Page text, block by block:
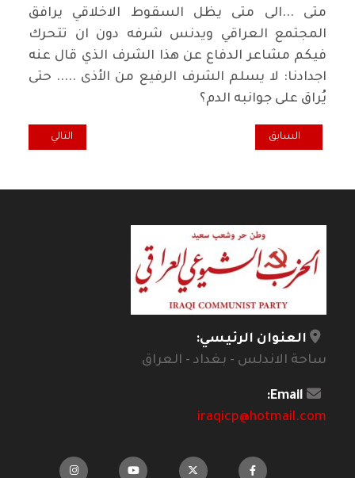
متى ...الى متى يظل السقوط الاخلاقي يرافق
المجتمع العراقي ويدنس شرفه دون ان تتحرك
فيكم مشاعر الدفاع عن هذا الشرف الذي قال عنه
اجدادنا: لا يسلم الشرف الرفيع من الأذى ..... حتى
يُراق على جوانبه الدم؟
المقال السابق: قبل نصف قرن.. فـي مكتـب العمال المركزي، الشيوعي،
السابق المقال التالي:
التالي
العنوان الرئيسي:
ساحة الاندلس - بغداد - العراق
Email:
iraqicp@hotmail.com